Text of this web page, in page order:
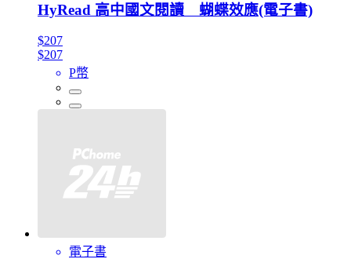
HyRead 高中國文閱讀 蝴蝶效應(電子書)
$207
$207
P幣
電子書